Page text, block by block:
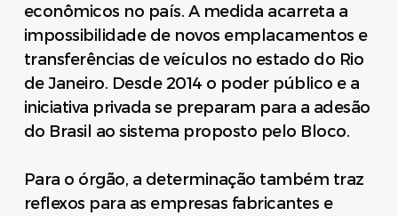
econômicos no país. A medida acarreta a
impossibilidade de novos emplacamentos e
transferências de veículos no estado do Rio
de Janeiro. Desde 2014 o poder público e a
iniciativa privada se preparam para a adesão
do Brasil ao sistema proposto pelo Bloco.
Para o órgão, a determinação também traz
reflexos para as empresas fabricantes e